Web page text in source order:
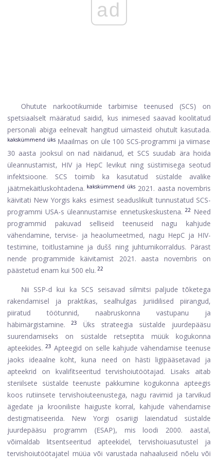
ad
Ohutute narkootikumide tarbimise teenused (SCS) on
spetsiaalselt määratud saidid, kus inimesed saavad koolitatud
personali abiga eelnevalt hangitud uimasteid ohutult kasutada.
kakskümmend üksMaailmas on üle 100 SCS-programmi ja viimase
30 aasta jooksul on nad näidanud, et SCS suudab ära hoida
üleannustamist, HIV ja HepC levikut ning süstimisega seotud
infektsioone. SCS toimib ka kasutatud süstalde avalike
jäätmekäitluskohtadena. kakskümmend üks2021. aasta novembris
käivitati New Yorgis kaks esimest seaduslikult tunnustatud SCS-
programmi USA-s üleannustamise ennetuskeskustena. 22Need
programmid pakuvad selliseid teenuseid nagu kahjude
vähendamine, tervise- ja heaolumeetmed, nagu HepC ja HIV-
testimine, toitlustamine ja dušš ning juhtumikorraldus. Pärast
nende programmide käivitamist 2021. aasta novembris on
päästetud enam kui 500 elu. 22
Nii SSP-d kui ka SCS seisavad silmitsi paljude tõketega
rakendamisel ja praktikas, sealhulgas juriidilised piirangud,
piiratud töötunnid, naabruskonna vastupanu ja
häbimärgistamine. 23
Üks strateegia süstalde juurdepääsu
suurendamiseks on süstalde retseptita müük kogukonna
apteekides. 23 Apteegid on selle kahjude vähendamise teenuse
jaoks ideaalne koht, kuna need on hästi ligipääsetavad ja
apteekrid on kvalifitseeritud tervishoiutöötajad. Lisaks aitab
steriilsete süstalde teenuste pakkumine kogukonna apteegis
koos rutiinsete tervishoiuteenustega, nagu ravimid ja tarvikud
ägedate ja krooniliste haiguste korral, kahjude vähendamise
destigmatiseerida. New Yorgi osariigi laiendatud süstalde
juurdepääsu programm (ESAP), mis loodi 2000. aastal,
võimaldab litsentseeritud apteekidel, tervishoiuasutustel ja
tervishoiutöötajatel müüa või varustada nahaaluseid nõelu või